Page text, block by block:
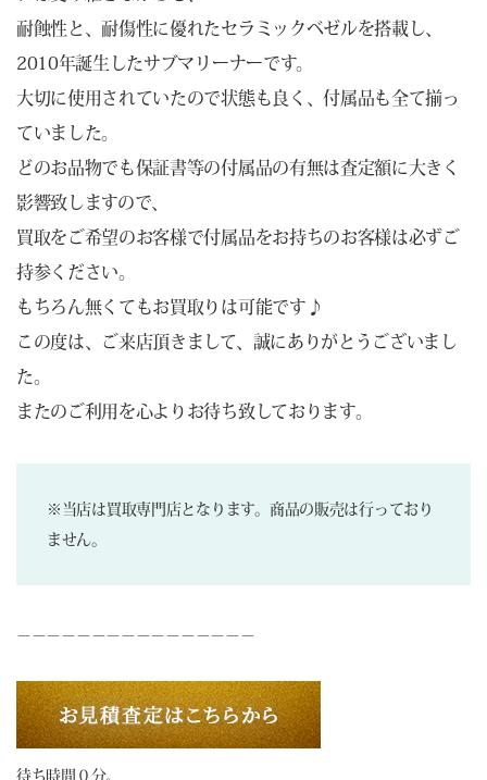
耐蝕性と、耐傷性に優れたセラミックベゼルを搭載し、
2010年誕生したサブマリーナーです。
大切に使用されていたので状態も良く、付属品も全て揃っ
ていました。
どのお品物でも保証書等の付属品の有無は査定額に大きく
影響致しますので、
買取をご希望のお客様で付属品をお持ちのお客様は必ずご
持参ください。
もちろん無くてもお買取りは可能です♪
この度は、ご来店頂きまして、誠にありがとうございまし
た。
またのご利用を心よりお待ち致しております。
※当店は買取専門店となります。商品の販売は行っており
ません。
－－－－－－－－－－－－－－－－
待ち時間０分。